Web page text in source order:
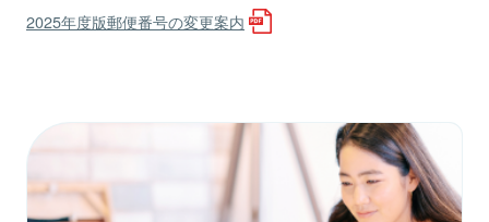
2025年度版郵便番号の変更案内